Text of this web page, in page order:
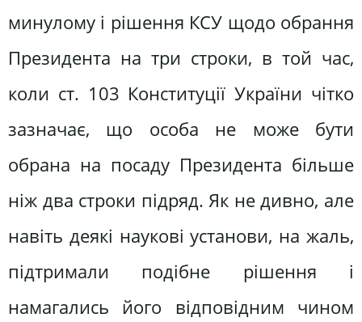
минулому і рішення КСУ щодо обрання
Президента на три строки, в той час,
коли ст. 103 Конституції України чітко
зазначає, що особа не може бути
обрана на посаду Прези­дента більше
ніж два строки підряд. Як не дивно, але
навіть деякі наукові установи, на жаль,
підтримали подібне рішення і
намагались його відповід­ним чином